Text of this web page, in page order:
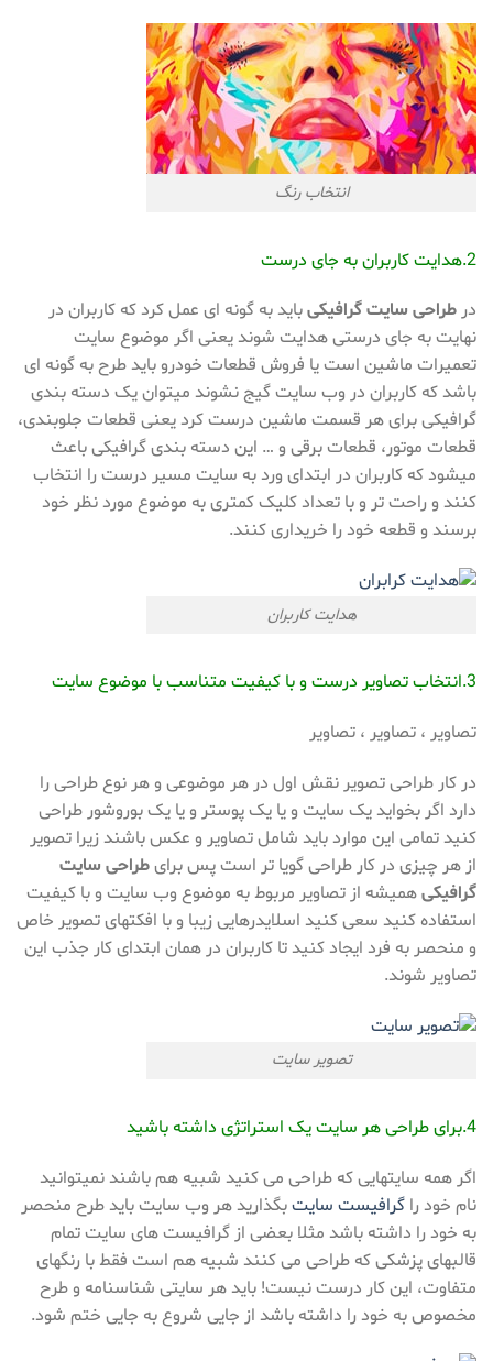
انتخاب رنگ
2.هدایت کاربران به جای درست
درطراحی سایت گرافیکیباید به گونه ای عمل کرد که کاربران در
نهایت به جای درستی هدایت شوند یعنی اگر موضوع سایت
تعمیرات ماشین است یا فروش قطعات خودرو باید طرح به گونه ای
باشد که کاربران در وب سایت گیج نشوند میتوان یک دسته بندی
گرافیکی برای هر قسمت ماشین درست کرد یعنی قطعات جلوبندی،
قطعات موتور، قطعات برقی و … این دسته بندی گرافیکی باعث
میشود که کاربران در ابتدای ورد به سایت مسیر درست را انتخاب
کنند و راحت تر و با تعداد کلیک کمتری به موضوع مورد نظر خود
برسند و قطعه خود را خریداری کنند.
هدایت کاربران
3.انتخاب تصاویر درست و با کیفیت متناسب با موضوع سایت
تصاویر ، تصاویر ، تصاویر
در کار طراحی تصویر نقش اول در هر موضوعی و هر نوع طراحی را
دارد اگر بخواید یک سایت و یا یک پوستر و یا یک بوروشور طراحی
کنید تمامی این موارد باید شامل تصاویر و عکس باشند زیرا تصویر
از هر چیزی در کار طراحی گویا تر است پس برایطراحی سایت
گرافیکیهمیشه از تصاویر مربوط به موضوع وب سایت و با کیفیت
استفاده کنید سعی کنید اسلایدرهایی زیبا و با افکتهای تصویر خاص
و منحصر به فرد ایجاد کنید تا کاربران در همان ابتدای کار جذب این
تصاویر شوند.
تصویر سایت
4.برای طراحی هر سایت یک استراتژی داشته باشید
اگر همه سایتهایی که طراحی می کنید شبیه هم باشند نمیتوانید
نام خود را گرافیست سایتبگذارید هر وب سایت باید طرح منحصر
به خود را داشته باشد مثلا بعضی از گرافیست های سایت تمام
قالبهای پزشکی که طراحی می کنند شبیه هم است فقط با رنگهای
متفاوت، این کار درست نیست! باید هر سایتی شناسنامه و طرح
مخصوص به خود را داشته باشد از جایی شروع به جایی ختم شود.